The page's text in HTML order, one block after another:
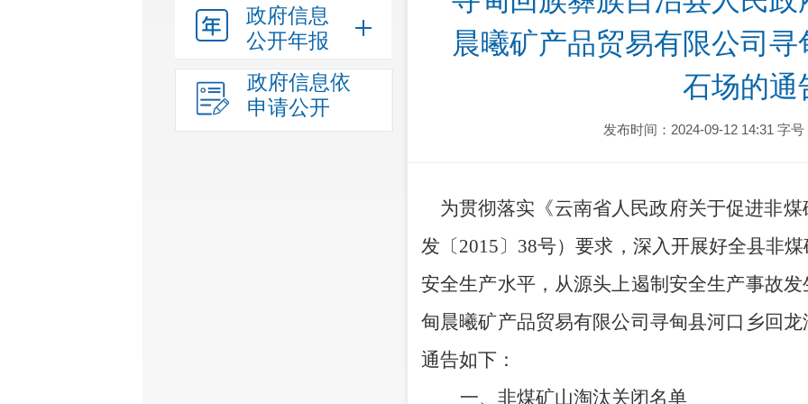
政府信息
公开年报
政府信息依
申请公开
晨曦矿产品贸易有限公司
石场的通
发布时间：2024-09-12 14:31 字
为贯彻落实《云南省人民政府关于促进非
发〔2015〕 38号）要求，深入开展好全县非
安全生产水平，从源头上遏制安全生产事故
甸晨曦矿产品贸易有限公司寻甸县河口乡回
通告如下：
一、非煤矿山淘汰关闭名单